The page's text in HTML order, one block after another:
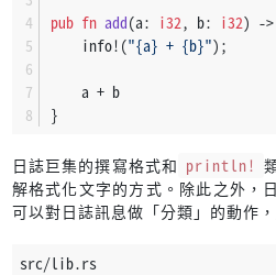
pub fn add(a: i32, b: i32) ->
    info!(
"{a} + {b}");
    a + b
}
日誌巨集的撰寫格式和 println!
解格式化文字的方式。除此之外，
可以對日誌訊息做「分類」的動作，
src/lib.rs